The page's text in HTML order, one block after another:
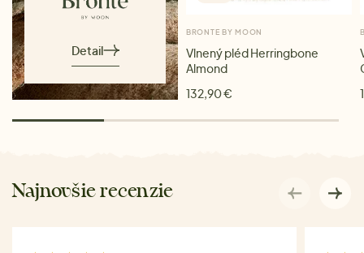
Detail
BRONTE BY MOON
Vlnený pléd Herringbone
Almond
132,90 €
Najnovšie recenzie